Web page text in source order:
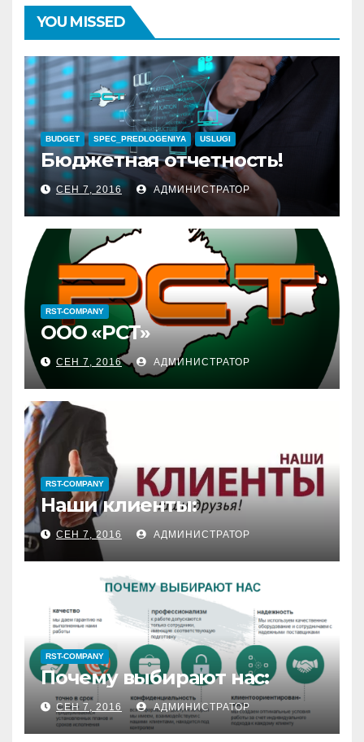
YOU MISSED
BUDGET SPEC_PREDLOGENIYA USLUGI
Бюджетная отчетность!
СЕН 7, 2016 АДМИНИСТРАТОР
RST-COMPANY
ООО «РСТ»
СЕН 7, 2016 АДМИНИСТРАТОР
RST-COMPANY
Наши клиенты:
СЕН 7, 2016 АДМИНИСТРАТОР
RST-COMPANY
Почему выбирают нас:
СЕН 7, 2016 АДМИНИСТРАТОР